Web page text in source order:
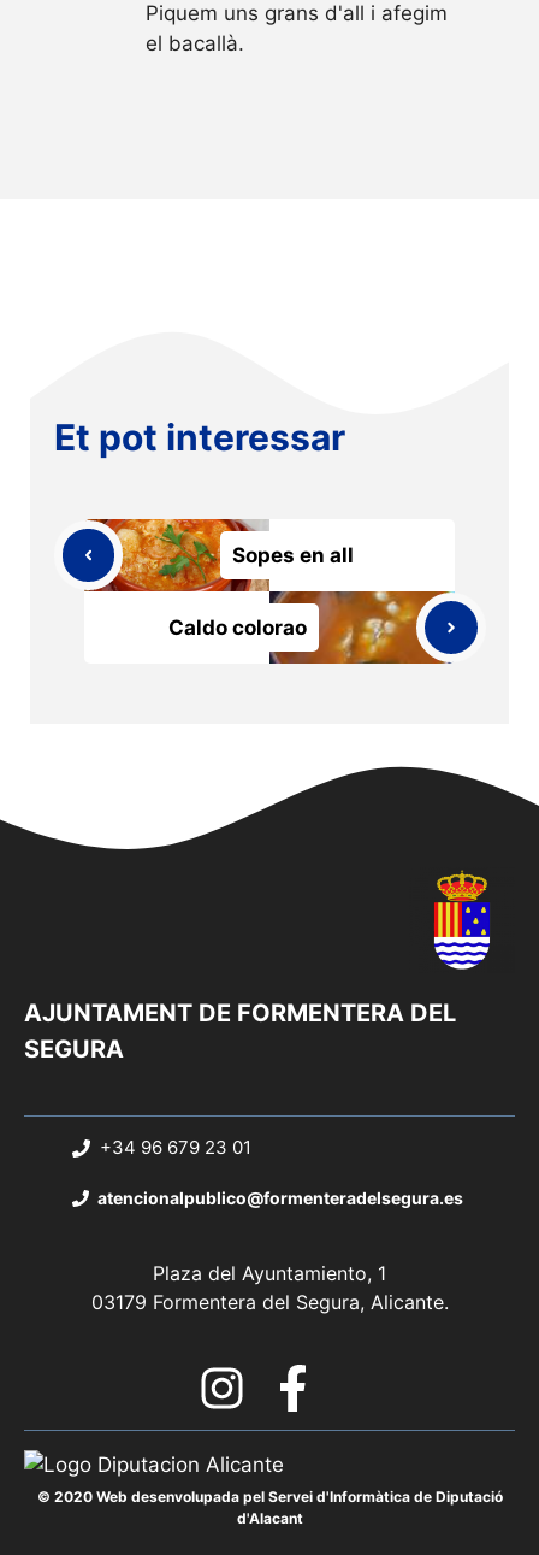
Piquem uns grans d'all i afegim
el bacallà.
Et pot interessar
Sopes en all
Caldo colorao
AJUNTAMENT DE FORMENTERA DEL
SEGURA
+34 96 679 23 01
atencionalpublico@formenteradelsegura.es
Plaza del Ayuntamiento, 1
03179 Formentera del Segura, Alicante.
© 2020 Web desenvolupada pel Servei d'Informàtica de Diputació
d'Alacant